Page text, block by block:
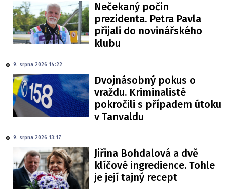
Nečekaný počin
prezidenta. Petra Pavla
přijali do novinářského
klubu
9. srpna 2026 14:22
Dvojnásobný pokus o
vraždu. Kriminalisté
pokročili s případem útoku
v Tanvaldu
9. srpna 2026 13:17
Jiřina Bohdalová a dvě
klíčové ingredience. Tohle
je její tajný recept